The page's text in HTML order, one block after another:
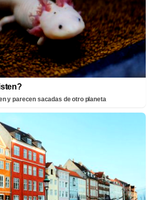
y parecen sacadas de otro planeta